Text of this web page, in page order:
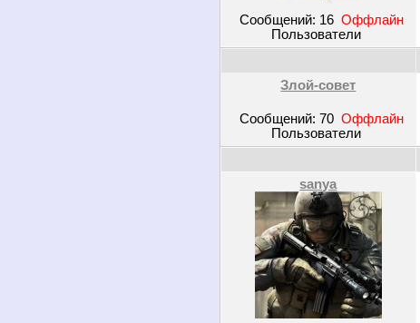
Сообщений: 16 Оффлайн
Пользователи
Злой-совет
Сообщений:70 Оффлайн
Пользователи
sanya